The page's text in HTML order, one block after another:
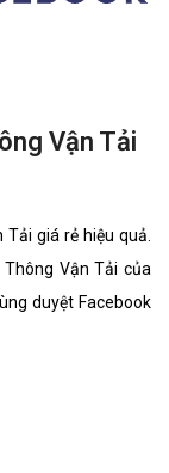
Vận Tải
giá rẻ hiệu quả.
Vận Tải của
duyệt Facebook